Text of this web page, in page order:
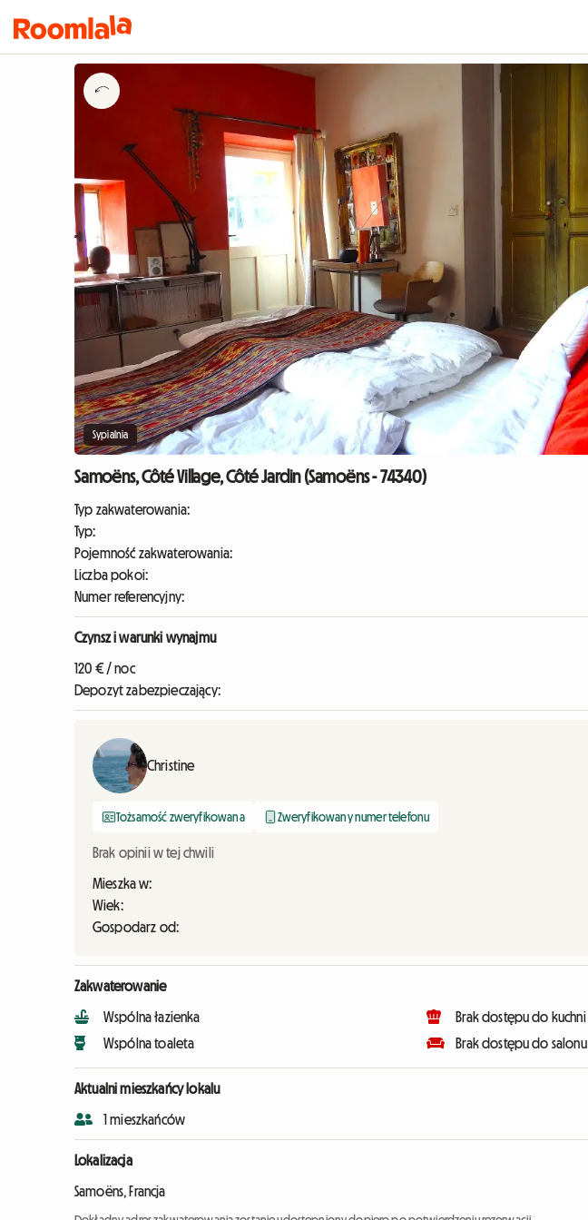
Sypialnia
Samoëns, Côté Village, Côté Jardin (Samoëns - 74340)
Typ zakwaterowania:
Typ:
Pojemność zakwaterowania:
Liczba pokoi:
Numer referencyjny:
Czynsz i warunki wynajmu
120 € / noc
Depozyt zabezpieczający:
Christine
Tożsamość zweryfikowana Zweryfikowany numer telefonu
Brak opinii w tej chwili
Mieszka w:
Wiek:
Gospodarz od:
Zakwaterowanie
Wspólna łazienka
Wspólna toaleta
Brak dostępu do kuchni
Brak dostępu do salonu
Aktualni mieszkańcy lokalu
1 mieszkańców
Lokalizacja
Samoëns, Francja